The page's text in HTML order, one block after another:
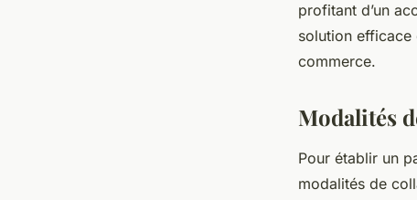
profitant d’un
solution
commerce.
Modalités
Pour établir un
modalités de